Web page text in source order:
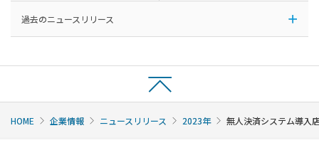
過去のニュースリリース
HOME 企業情報 ニュースリリース 2023年 無人決済システム導入